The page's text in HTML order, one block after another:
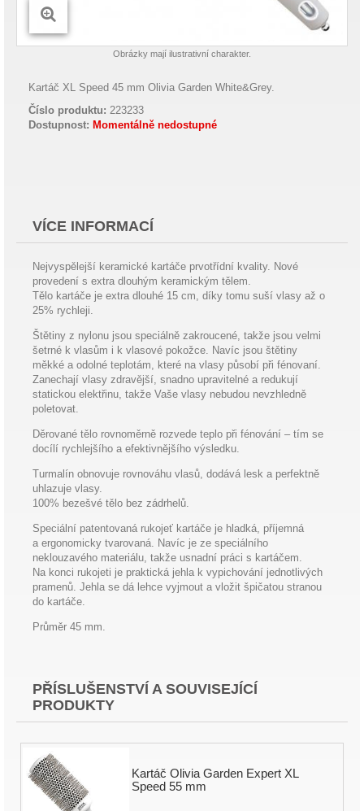
Obrázky mají ilustrativní charakter.
Kartáč XL Speed 45 mm Olivia Garden White&Grey.
Číslo produktu: 223233
Dostupnost: Momentálně nedostupné
VÍCE INFORMACÍ
Nejvyspělejší keramické kartáče prvotřídní kvality. Nové
provedení s extra dlouhým keramickým tělem.
Tělo kartáče je extra dlouhé 15 cm, díky tomu suší vlasy až o
25% rychleji.
Štětiny z nylonu jsou speciálně zakroucené, takže jsou velmi
šetrné k vlasům i k vlasové pokožce. Navíc jsou štětiny
měkké a odolné teplotám, které na vlasy působí při fénovaní.
Zanechají vlasy zdravější, snadno upravitelné a redukují
statickou elektřinu, takže Vaše vlasy nebudou nevzhledně
poletovat.
Děrované tělo rovnoměrně rozvede teplo při fénování – tím se
docílí rychlejšího a efektivnějšího výsledku.
Turmalín obnovuje rovnováhu vlasů, dodává lesk a perfektně
uhlazuje vlasy.
100% bezešvé tělo bez zádrhelů.
Speciální patentovaná rukojeť kartáče je hladká, příjemná
a ergonomicky tvarovaná. Navíc je ze speciálního
neklouzavého materiálu, takže usnadní práci s kartáčem.
Na konci rukojeti je praktická jehla k vypichování jednotlivých
pramenů. Jehla se dá lehce vyjmout a vložit špičatou stranou
do kartáče.
Průměr 45 mm.
PŘÍSLUŠENSTVÍ A SOUVISEJÍCÍ
PRODUKTY
Kartáč Olivia Garden Expert XL
Speed 55 mm